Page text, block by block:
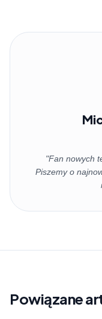
"Fan nowych
Piszemy o
Powiązane